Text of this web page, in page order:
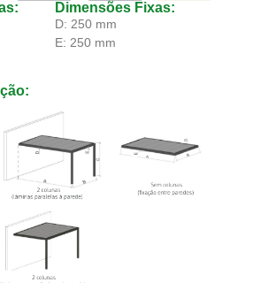
Dimensões Fixas:
D: 250 mm
E: 250 mm